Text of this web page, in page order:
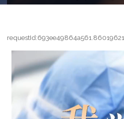
requestId:693ee49864a561.86019621.